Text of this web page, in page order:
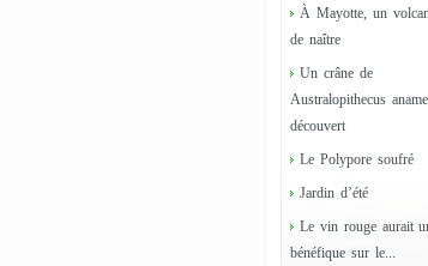
À Mayotte, un
de naître
Un crâne de
Australopithecus
découvert
Le Polypore soufré
Jardin d’été
Le vin rouge aurait
bénéfique sur le...